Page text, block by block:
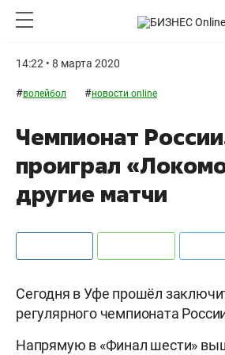
14:22 • 8 марта 2020
#волейбол #новости online
Чемпионат
проиграл
другие матчи
Сегодня в Уфе прошёл
регулярного чемпионата
Напрямую в «Финал шести»